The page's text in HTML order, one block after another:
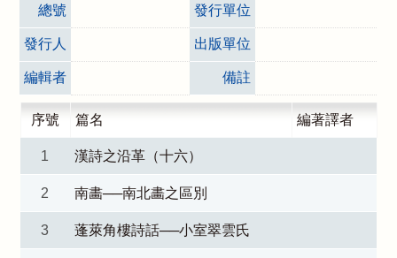
總號 發行單位
發行人 出版單位
編輯者 備註
序號 篇名 編著譯者
1 漢詩之沿革（十六）
2 南畵──南北畵之區別
3 蓬萊角樓詩話──小室翠雲氏